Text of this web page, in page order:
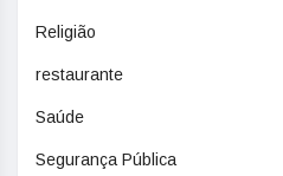
Religião
restaurante
Saúde
Segurança Pública